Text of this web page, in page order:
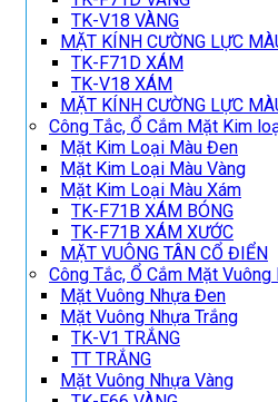
TK-V18 VÀNG
MẶT KÍNH CƯỜNG LỰC
TK-F71D XÁM
TK-V18 XÁM
MẶT KÍNH CƯỜNG LỰC
Công Tắc, Ổ Cắm Mặt Kim
Mặt Kim Loại Màu Đen
Mặt Kim Loại Màu Vàng
Mặt Kim Loại Màu Xám
TK-F71B XÁM BÓNG
TK-F71B XÁM XƯỚC
MẶT VUÔNG TÂN CỔ ĐIỂN
Công Tắc, Ổ Cắm Mặt Vuông
Mặt Vuông Nhựa Đen
Mặt Vuông Nhựa Trắng
TK-V1 TRẮNG
TT TRẮNG
Mặt Vuông Nhựa Vàng